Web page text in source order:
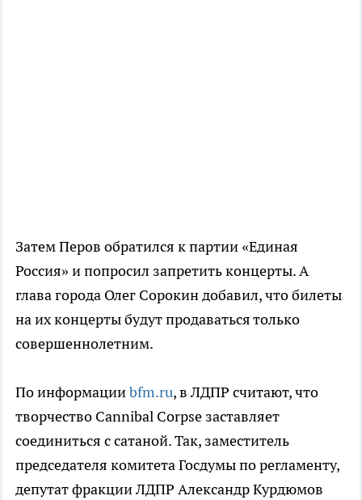
Затем Перов обратился к партии «Единая
Россия» и попросил запретить концерты. А
глава города Олег Сорокин добавил, что билеты
на их концерты будут продаваться только
совершеннолетним.
По информацииbfm.ru, в ЛДПР считают, что
творчество Cannibal Corpse заставляет
соединиться с сатаной. Так, заместитель
председателя комитета Госдумы по регламенту,
депутат фракции ЛДПР Александр Курдюмов